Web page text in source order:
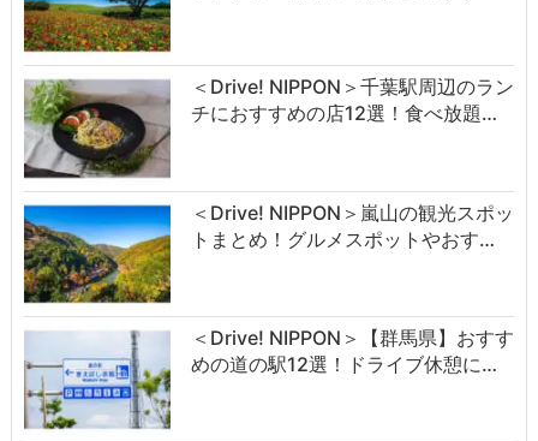
＜Drive! NIPPON＞千葉駅周辺のラン
チにおすすめの店12選！食べ放題…
＜Drive! NIPPON＞嵐山の観光スポッ
トまとめ！グルメスポットやおす…
＜Drive! NIPPON＞【群馬県】おすす
めの道の駅12選！ドライブ休憩に…